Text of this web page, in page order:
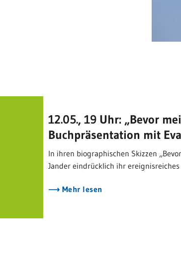
12.05., 19 Uhr: „Bevor
Buchpräsentation mit
In ihren biographischen Skizzen
Jander eindrücklich ihr ereignisreiches
Mehr lesen